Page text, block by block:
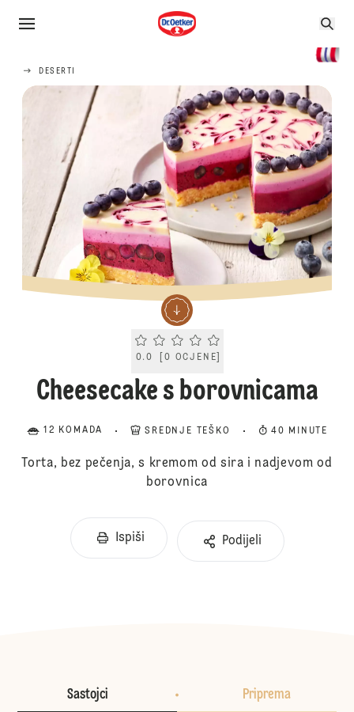
DESERTI
Current rating 0.0. Click to rate.
0.0 0 OCJENE
Cheesecake s borovnicama
12 KOMADA SREDNJE TEŠKO 40 MINUTE
Torta, bez pečenja, s kremom od sira i nadjevom od
borovnica
Ispiši Podijeli
Sastojci Priprema